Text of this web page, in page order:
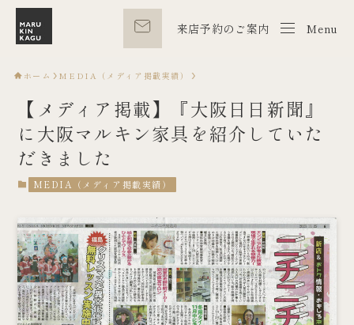
来店予約のご案内 Menu
Menu
ホーム MEDIA（メディア掲載実績）
【メディア掲載】『大阪日日新聞』
に大阪マルキン家具を紹介していた
だきました
MEDIA（メディア掲載実績）